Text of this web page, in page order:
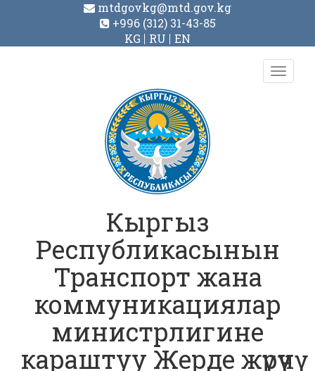
mtdgovkg@mtd.gov.kg
+996 (312) 31-43-85
KG
RU EN
Toggle
Кыргыз
Республикасынын
Транспорт жана
коммуникациялар
министрлигине
караштуу Жерде жүрүүчү